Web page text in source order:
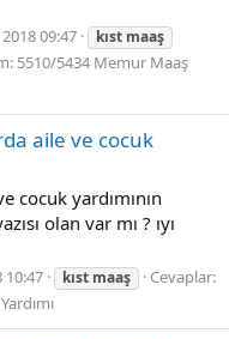
2018 09:47 kıst maaş
5510/5434 Memur Maaş
aile ve cocuk
cocuk yardımının
olan var mı ? ıyı
10:47 kıst maaş
Cevaplar: